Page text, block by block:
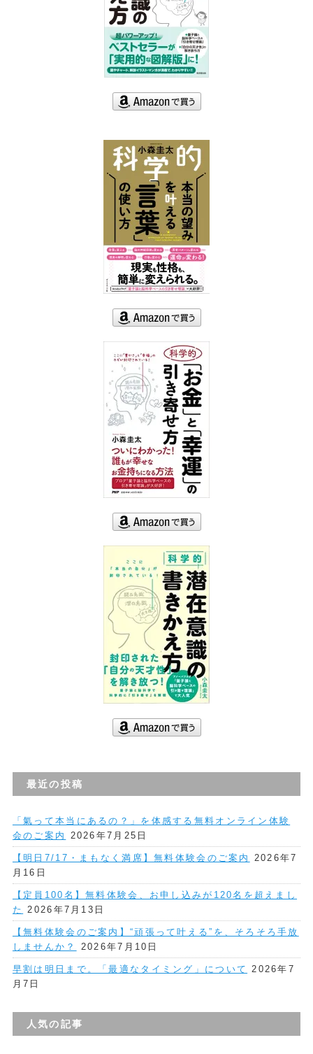
最近の投稿
「氣って本当にあるの？」を体感する無料オンライン体験
会のご案内
2026年7月25日
【明日7/17・まもなく満席】無料体験会のご案内
2026年7
月16日
【定員100名】無料体験会、お申し込みが120名を超えまし
た
2026年7月13日
【無料体験会のご案内】“頑張って叶える”を、そろそろ手放
しませんか？
2026年7月10日
早割は明日まで。「最適なタイミング」について
2026年7
月7日
人気の記事